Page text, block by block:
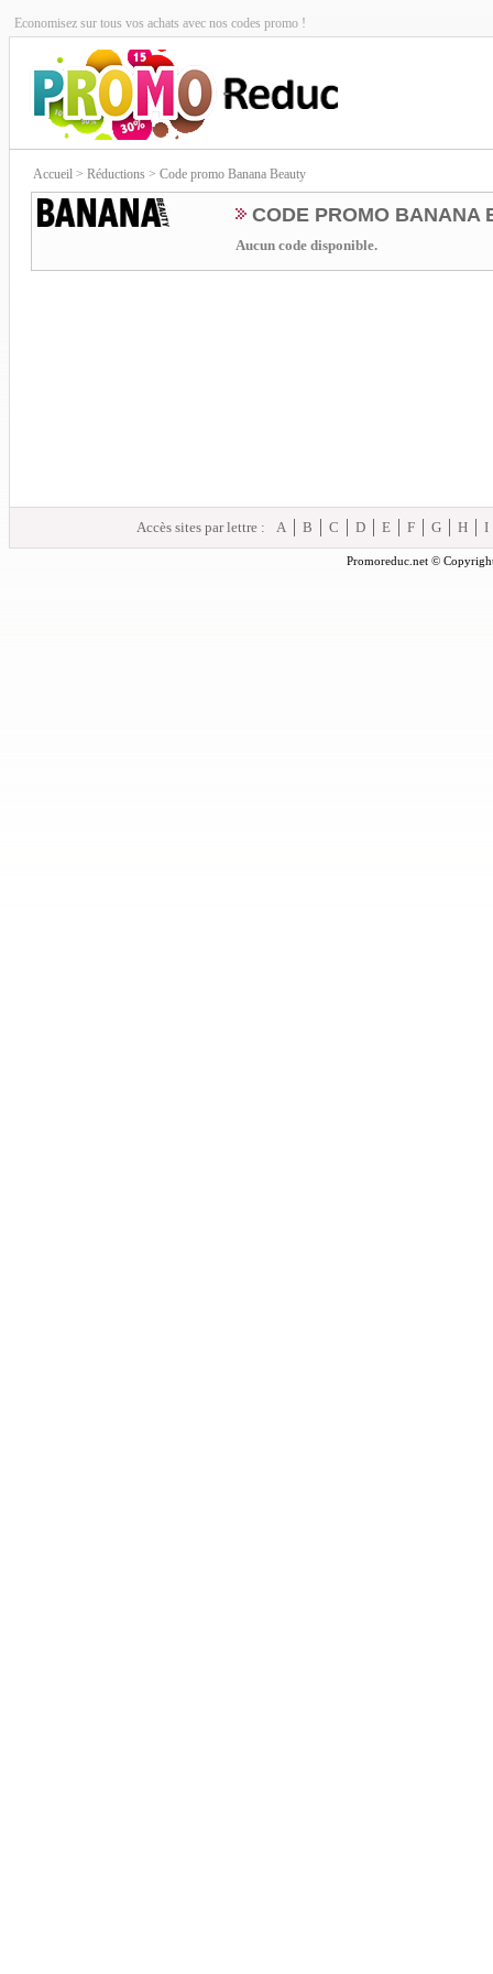
Economisez sur tous vos achats avec nos codes promo !
Accueil > Réductions > Code promo Banana Beauty
CODE PROMO BANANA
Aucun code disponible.
Accès sites par lettre : A B C D E F G H I
Promoreduc.net ©